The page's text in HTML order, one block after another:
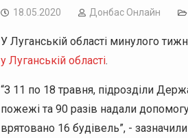
18.05.2020 Дoнбас Онлайн
У Луганській області минулого
у Луганській області.
“З 11 по 18 травня, підрозділи
пожежі та 90 разів надали
врятовано 16 будівель”, -